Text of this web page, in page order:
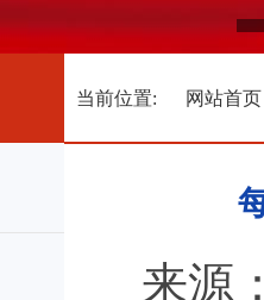
当前位置: 网站首页
来源